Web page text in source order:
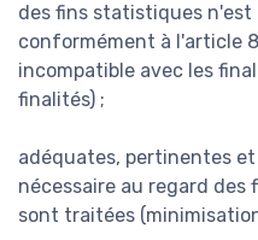
des fins statistiques n'est
conformément à l'article
incompatible avec les
finalités) ;
adéquates, pertinentes
nécessaire au regard des
sont traitées